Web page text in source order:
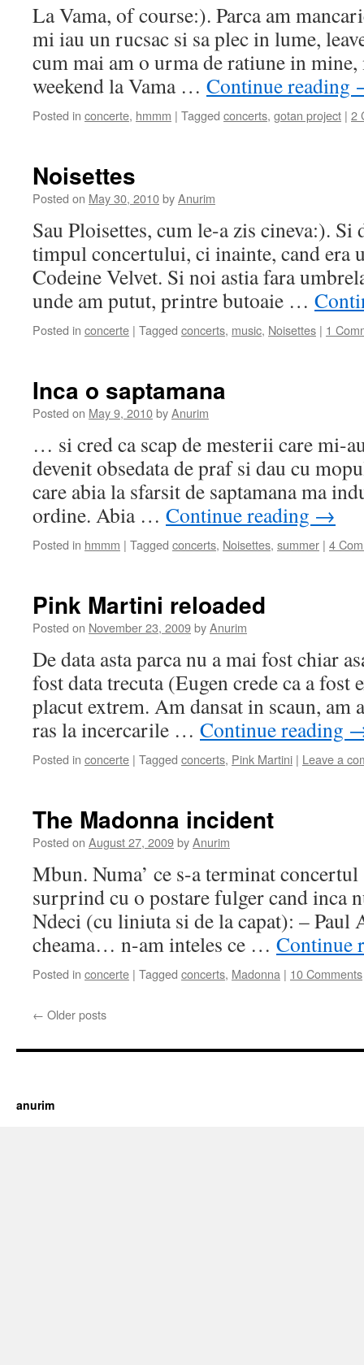
La Vama, of course:). Parca am
mi iau un rucsac si sa plec in lume,
cum mai am o urma de ratiune in
weekend la Vama … Continue reading
Posted in concerte, hmmm | Tagged concerts, gotan project | 2
Noisettes
Posted on May 30, 2010byAnurim
Sau Ploisettes, cum le-a zis cineva:). Si
timpul concertului, ci inainte, cand era
Codeine Velvet. Si noi astia fara
unde am putut, printre butoaie …
Posted in concerte | Tagged concerts, music, Noisettes | 1
Inca o saptamana
Posted on May 9, 2010byAnurim
… si cred ca scap de mesterii care mi-
devenit obsedata de praf si dau cu
care abia la sfarsit de saptamana ma
ordine. Abia … Continue reading →
Posted in hmmm | Tagged concerts, Noisettes, summer | 4
Pink Martini reloaded
Posted on November 23, 2009byAnurim
De data asta parca nu a mai fost chiar
fost data trecuta (Eugen crede ca a fost
placut extrem. Am dansat in scaun, am
ras la incercarile … Continue reading
Posted in concerte | Tagged concerts, Pink Martini | Leave a
The Madonna incident
Posted on August 27, 2009byAnurim
Mbun. Numa’ ce s-a terminat concertul
surprind cu o postare fulger cand inca
Ndeci (cu liniuta si de la capat): – Paul
cheama… n-am inteles ce … Continue
Posted in concerte | Tagged concerts, Madonna | 10 Comments
← Older posts
anurim